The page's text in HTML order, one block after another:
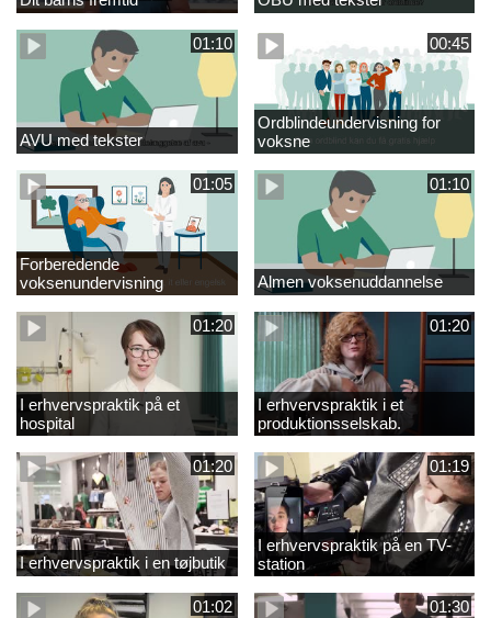
01:10
AVU med tekster
00:45
Ordblindeundervisning for
voksne
01:05
Forberedende
voksenundervisning
01:10
Almen voksenuddannelse
01:20
I erhvervspraktik på et
hospital
01:20
I erhvervspraktik i et
produktionsselskab.
01:20
I erhvervspraktik i en tøjbutik
01:19
I erhvervspraktik på en TV-
station
01:02 01:30